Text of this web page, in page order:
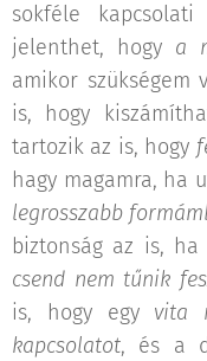
sokféle
jelenthet, hogy a
amikor szükségem
is, hogy
tartozik az is, hogy
hagy magamra, ha
legrosszabb
biztonság az is,
csend nem tűnik
is, hogy egy vita
kapcsolatot, és a